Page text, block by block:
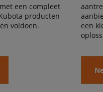
een compleet
producten
voldoen.
een